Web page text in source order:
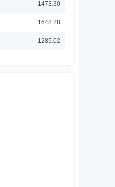
金经理。2016年
睿混合(现海富通
月至2023年12
年2月起兼任
1473.30
1648.28
1285.02